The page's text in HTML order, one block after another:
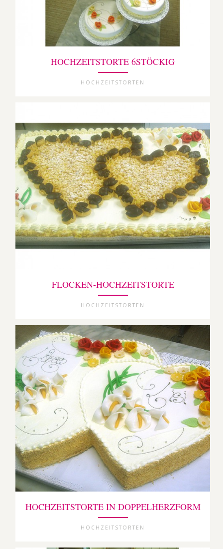
HOCHZEITSTORTE 6STÖCKIG
HOCHZEITSTORTEN
FLOCKEN-HOCHZEITSTORTE
HOCHZEITSTORTEN
HOCHZEITSTORTE IN DOPPELHERZFORM
HOCHZEITSTORTEN